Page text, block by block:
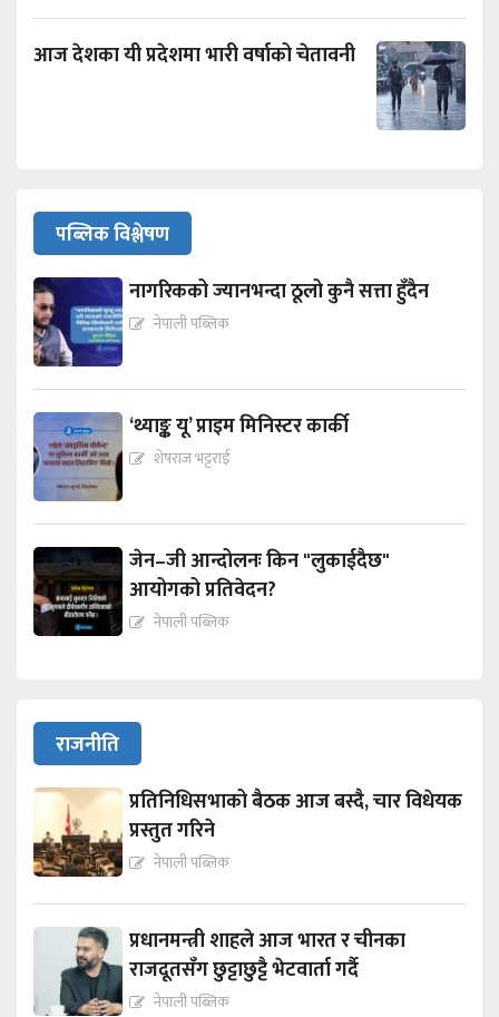
आज देशका यी प्रदेशमा भारी वर्षाको चेतावनी
पब्लिक विश्लेषण
नागरिकको ज्यानभन्दा ठूलो कुनै सत्ता हुँदैन
नेपाली पब्लिक
‘थ्याङ्क यू’ प्राइम मिनिस्टर कार्की
शेषराज भट्टराई
जेन–जी आन्दोलनः किन "लुकाईदैछ"
आयोगको प्रतिवेदन?
नेपाली पब्लिक
राजनीति
प्रतिनिधिसभाको बैठक आज बस्दै, चार विधेयक
प्रस्तुत गरिने
नेपाली पब्लिक
प्रधानमन्त्री शाहले आज भारत र चीनका
राजदूतसँग छुट्टाछुट्टै भेटवार्ता गर्दै
नेपाली पब्लिक